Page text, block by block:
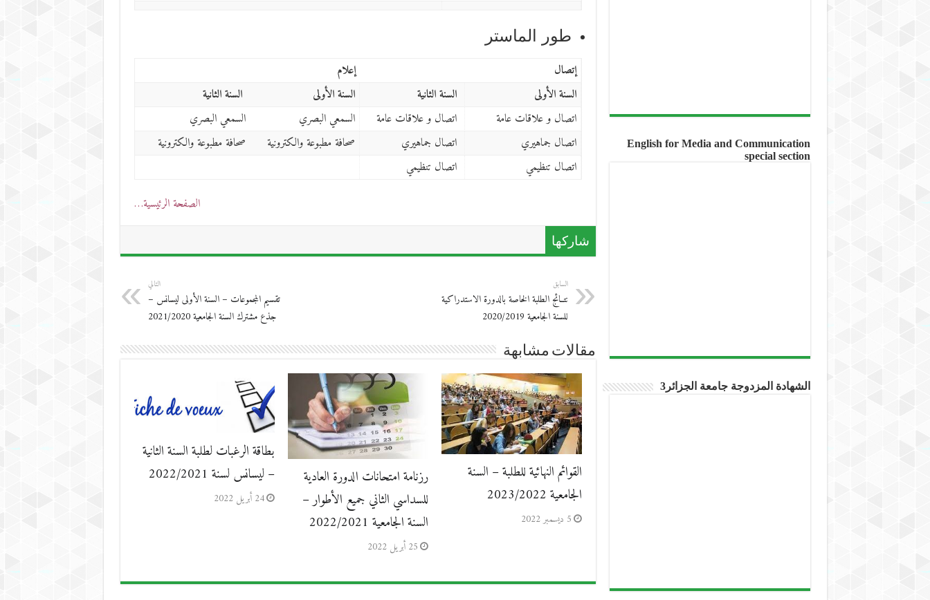
طور الماستر
إتصال
إعلام
السنة الأولى
السنة الثانية السنة الأولى
السنة الثانية
اتصال و علاقات عامة
اتصال و علاقات عامة السمعي البصري
السمعي البصري
اتصال جماهيري
اتصال جماهيري صحافة مطبوعة والكترونية
صحافة مطبوعة والكترونية
اتصال تنظيمي
اتصال تنظيمي
الصفحة الرئيسية…
شاركها
السابق
نتــائج الطلبة الخاصة بالدورة الاستدراكية
للسنة الجامعية 2020/2019
التالي
تقسيم المجموعات – السنة الأولى ليسانس –
جذع مشترك السنة الجامعية 2021/2020
مقالات مشابهة
القوائم النهائية للطلبة – السنة
الجامعية 2023/2022
5 ديسمبر 2022
رزنامة امتحانات الدورة العادية
للسداسي الثاني جميع الأطوار –
السنة الجامعية 2022/2021
25 أبريل 2022
بطاقة الرغبات لطلبة السنة الثانية
– ليسانس لسنة 2022/2021
24 أبريل 2022
English for Media and Communication
special section
الشهادة المزدوجة جامعة الجزائر3